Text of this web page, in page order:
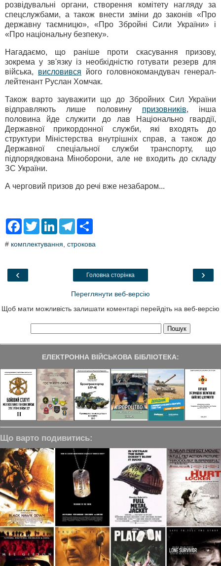
розвідувальні органи, створення комітету нагляду за
спецслужбами, а також внести зміни до законів «Про
державну таємницю», «Про Збройні Сили України» і
«Про національну безпеку».
Нагадаємо, що раніше проти скасування призову,
зокрема у зв'язку із необхідністю готувати резерв для
війська, висловився його головнокомандувач генерал-
лейтенант Руслан Хомчак.
Також варто зауважити що до Збройних Сил України
відправляють лише половину призовників, інша
половина йде служити до лав Національно гвардії,
Державної прикордонної служби, які входять до
структури Міністерства внутрішніх справ, а також до
Державної спеціальної служби транспорту, що
підпорядкована Міноборони, але не входить до складу
ЗС України.
А черговий призов до речі вже незабаром...
F
e
o
T
t
L
k
T
e
a
r
# комплектування, строкова
‹ ›
Головна сторінка
Переглянути веб-версію
Щоб мати можливість залишати коментарі перейдіть на веб-версію
ЕЛЕКТРОННА ВІЙСЬКОВА БІБЛІОТЕКА:
Що варто подивитись: